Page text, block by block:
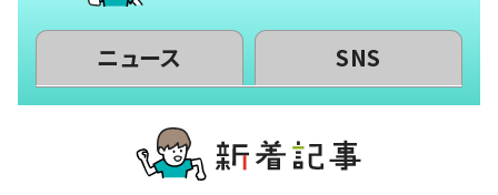
ニュース SNS